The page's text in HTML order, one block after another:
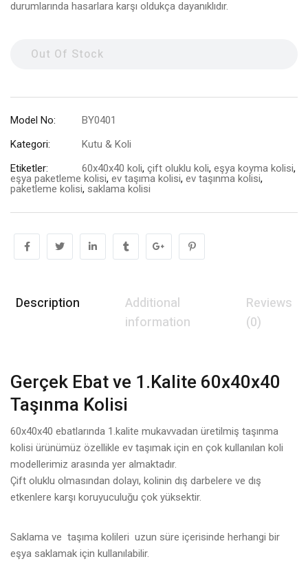
durumlarında hasarlara karşı oldukça dayanıklıdır.
Out Of Stock
Model No:
BY0401
Kategori:
Kutu & Koli
Etiketler:
60x40x40 koli, çift oluklu koli, eşya koyma kolisi,
eşya paketleme kolisi, ev taşıma kolisi, ev taşınma kolisi,
paketleme kolisi, saklama kolisi
Description
Additional
information
Reviews
(0)
Gerçek Ebat ve 1.Kalite 60x40x40
Taşınma Kolisi
60x40x40 ebatlarında 1.kalite mukavvadan üretilmiş taşınma
kolisi ürünümüz özellikle ev taşımak için en çok kullanılan koli
modellerimiz arasında yer almaktadır.
Çift oluklu olmasından dolayı, kolinin dış darbelere ve dış
etkenlere karşı koruyuculuğu çok yüksektir.
Saklama ve taşıma kolileri uzun süre içerisinde herhangi bir
eşya saklamak için kullanılabilir.